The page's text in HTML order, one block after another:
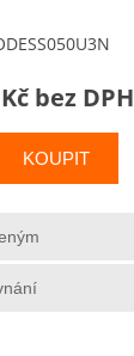
bez DPH
KOUPIT